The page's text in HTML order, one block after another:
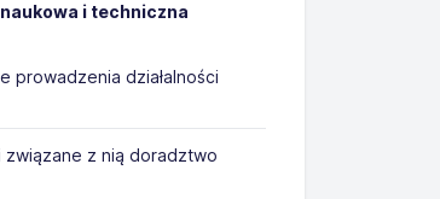
i techniczna
prowadzenia działalności
związane z nią doradztwo